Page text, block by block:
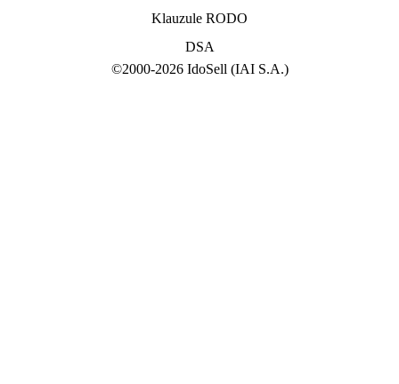
Klauzule RODO
DSA
©2000-2026 IdoSell (IAI S.A.)